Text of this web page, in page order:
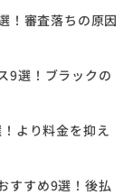
！審査落ちの原因
9選！ブラックの
より料金を抑え
すすめ9選！後払